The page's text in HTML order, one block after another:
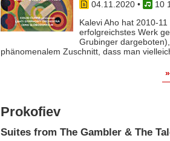
04.11.2020•
10
Kalevi Aho hat 2010-
erfolgreichstes Werk
Grubinger
phänomenalem Zuschnitt, dass man
Prokofiev
Suites from The Gambler & The